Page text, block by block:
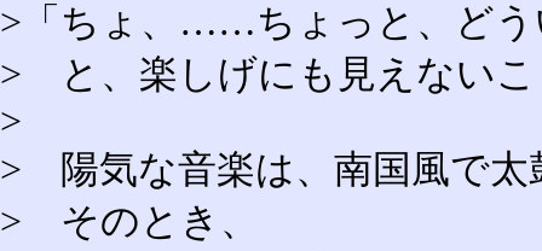
>「ちょ、……ちょっと、どう
> と、楽しげにも見えないこ
>
> 陽気な音楽は、南国風で太
> そのとき、